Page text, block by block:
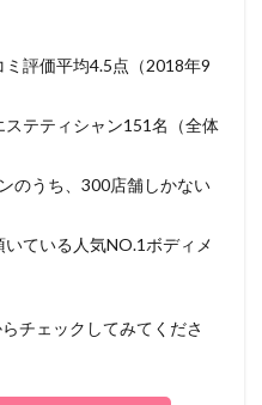
評価平均4.5点（2018年9
テティシャン151名（全体
のうち、300店舗しかない
ている人気NO.1ボディメ
チェックしてみてくださ